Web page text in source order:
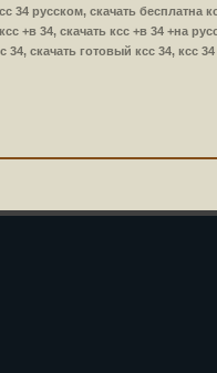
34 русском, скачать бесплатна
+в 34, скачать ксс +в 34 +на
34, скачать готовый ксс 34, ксс